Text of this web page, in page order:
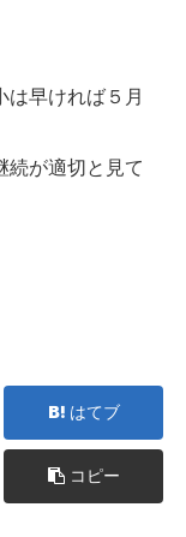
早ければ５月
が適切と見て
はてブ
コピー